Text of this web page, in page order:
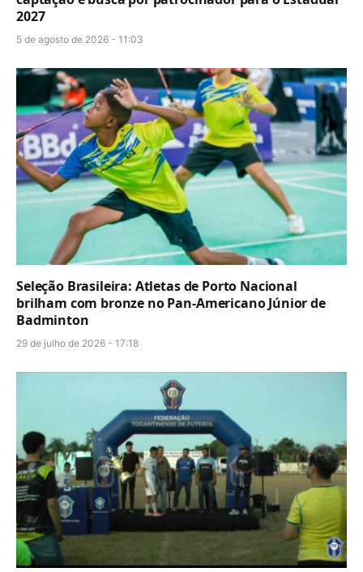
2027
5 de agosto de 2026 - 11:03
Seleção Brasileira: Atletas de Porto Nacional
brilham com bronze no Pan-Americano Júnior de
Badminton
29 de julho de 2026 - 17:18